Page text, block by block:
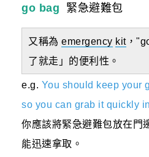
go bag 緊急避難包
又稱為 emergency kit，
了就走」的便利性。
e.g. You should keep your
so you can grab it quickly
你應該將緊急避難包放在門
能迅速拿取。